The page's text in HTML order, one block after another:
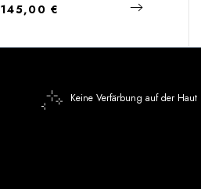
Regulärer Preis:
145,00 €
Keine Verfärbung auf der Haut